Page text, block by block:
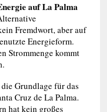
auf La Palma
Fremdwort, aber auf
Energieform.
Strommenge kommt
Grundlage für das
Cruz de La Palma.
hat kein großes